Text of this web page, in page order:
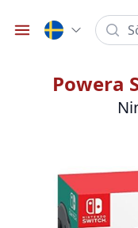
Öppna meny
Sök
Powera